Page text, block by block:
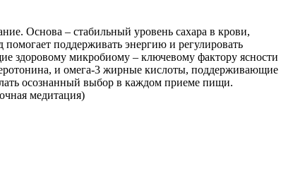
Основа – стабильный уровень сахара в крови,
поддерживать энергию и регулировать
здоровому микробиому – ключевому фактору ясности
и омега-3 жирные кислоты, поддерживающие
осознанный выбор в каждом приеме пищи.
медитация)